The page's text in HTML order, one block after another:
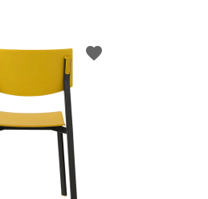
favorite